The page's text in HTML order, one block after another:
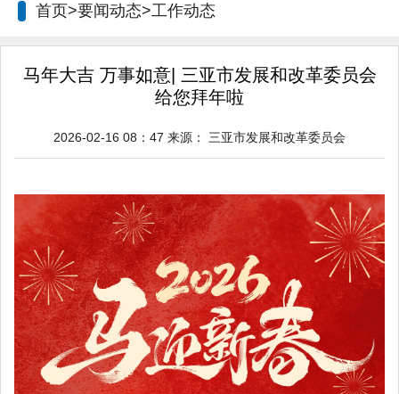
首页>要闻动态>工作动态
马年大吉 万事如意| 三亚市发展和改革委员会
给您拜年啦
2026-02-16 08：47 来源： 三亚市发展和改革委员会